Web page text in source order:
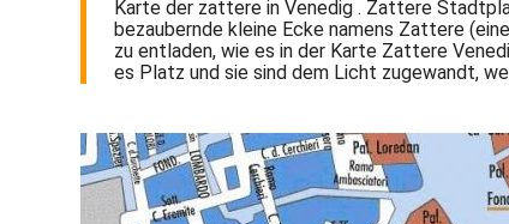
Karte der zattere in Venedig . Zattere
bezaubernde kleine Ecke namens Zattere
zu entladen, wie es in der Karte Zattere
es Platz und sie sind dem Licht zugewandt,